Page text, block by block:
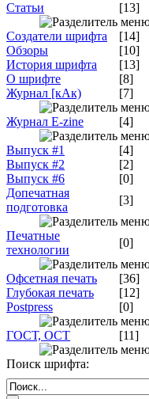
Статьи [13]
Создатели шрифта
[14]
Обзоры
[10]
История шрифта
[13]
О шрифте
[8]
Журнал [кАк)
[7]
Журнал E-zine [4]
Выпуск #1
[4]
Выпуск #2
[2]
Выпуск #6
[0]
Допечатная
подготовка
[3]
Печатные
технологии
[0]
Офсетная печать
[36]
Глубокая печать
[12]
Postpress
[0]
ГОСТ, ОСТ [11]
Поиск шрифта: